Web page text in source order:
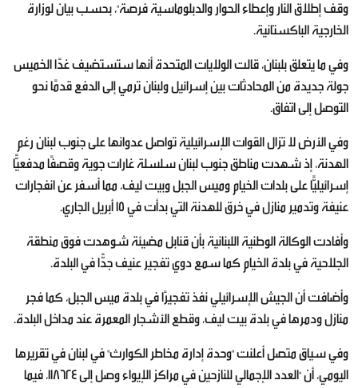
وقف إطلاق النار وإعطاء الحوار والدبلوماسية فرصة"، بحسب بيان لوزارة
الخارجية الباكستانية.
وفي ما يتعلق بلبنان، قالت الولايات المتحدة أنها ستستضيف غدًا الخميس
جولة جديدة من المحادثات بين إسرائيل ولبنان ترمي إلى الدفع قدمًا نحو
التوصل إلى اتفاق.
وفي الأرض لا تزال القوات الإسرائيلية تواصل عدوانها على جنوب لبنان رغم
الهدنة، إذ شهدت مناطق جنوب لبنان سلسلة غارات جوية وقصفًا مدفعيًّا
إسرائيليًّا على بلدات الخيام وميس الجبل وبيت ليف، مما أسفر عن انفجارات
عنيفة وتدمير منازل في خرق للهدنة التي بدأت في 15 أبريل الجاري.
وأفادت الوكالة الوطنية اللبنانية بأن قنابل مضيئة شوهدت فوق منطقة
الجلاحية في بلدة الخيام كما سمع دوي تفجير عنيف جدًّا في البلدة.
وأضافت أن الجيش الإسرائيلي نفذ تفجيرًا في بلدة ميس الجبل، كما فجر
منازل ودمرها في بلدة بيت ليف، وقطع الأشجار المعمرة عند مداخل البلدة.
وفي سياق متصل أعلنت "وحدة إدارة مخاطر الكوارث" في لبنان في تقريرها
اليومي، أن "العدد الإجمالي للنازحين في مراكز الإيواء وصل إلى 118624، فيما